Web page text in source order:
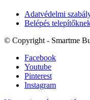
Adatvédelmi
Belépés
© Copyright - Smartme
Facebook
Youtube
Pinterest
Instagram